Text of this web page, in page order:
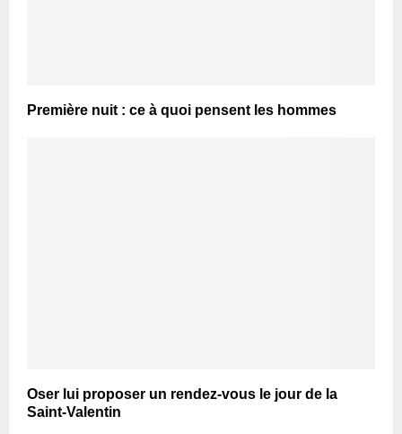
Première nuit : ce à quoi pensent les hommes
Oser lui proposer un rendez-vous le jour de la
Saint-Valentin